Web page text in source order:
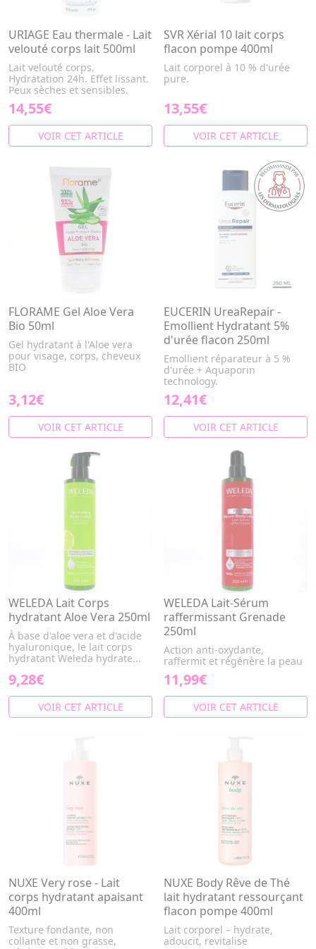
URIAGE Eau thermale - Lait
velouté corps lait 500ml
Lait velouté corps.
Hydratation 24h. Effet lissant.
Peux sèches et sensibles.
14,55€
VOIR CET ARTICLE
SVR Xérial 10 lait corps
flacon pompe 400ml
Lait corporel à 10 % d'urée
pure.
13,55€
VOIR CET ARTICLE
FLORAME Gel Aloe Vera
Bio 50ml
Gel hydratant à l'Aloe vera
pour visage, corps, cheveux
BIO
3,12€
VOIR CET ARTICLE
EUCERIN UreaRepair -
Emollient Hydratant 5%
d'urée flacon 250ml
Emollient réparateur à 5 %
d'urée + Aquaporin
technology.
12,41€
VOIR CET ARTICLE
WELEDA Lait Corps
hydratant Aloe Vera 250ml
À base d'aloe vera et d'acide
hyaluronique, le lait corps
hydratant Weleda hydrate...
9,28€
VOIR CET ARTICLE
WELEDA Lait-Sérum
raffermissant Grenade
250ml
Action anti-oxydante,
raffermit et régénère la peau
11,99€
VOIR CET ARTICLE
NUXE Very rose - Lait
corps hydratant apaisant
400ml
Texture fondante, non
collante et non grasse,
NUXE Body Rêve de Thé
lait hydratant ressourçant
flacon pompe 400ml
Lait corporel – hydrate,
adoucit, revitalise